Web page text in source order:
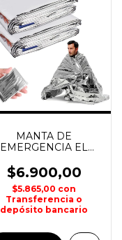
MANTA DE
EMERGENCIA EL
$6.900,00
$5.865,00 con
Transferencia o
depósito bancario